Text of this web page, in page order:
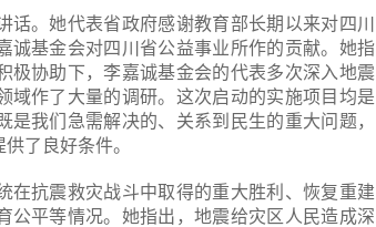
。她代表省政府感谢教育部长期以来对四川
诚基金会对四川省公益事业所作的贡献。她指
极协助下，李嘉诚基金会的代表多次深入地震
域作了大量的调研。这次启动的实施项目均是
我们急需解决的、关系到民生的重大问题，
了良好条件。
在抗震救灾战斗中取得的重大胜利、恢复重建
公平等情况。她指出，地震给灾区人民造成深